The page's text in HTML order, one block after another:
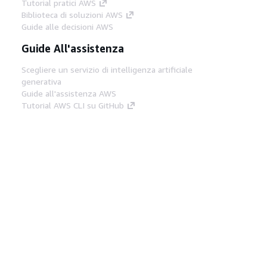
Tutorial pratici AWS
Biblioteca di soluzioni AWS
Guide alle decisioni AWS
Guide All'assistenza
Scegliere un servizio di intelligenza artificiale
generativa
Guide all'assistenza AWS
Tutorial AWS CLI su GitHub